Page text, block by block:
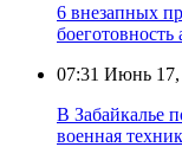
6 внезапных
07:31 Июнь 17,
В Забайкалье
военная